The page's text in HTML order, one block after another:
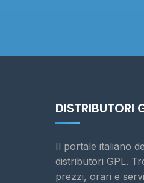
DISTRIBUTORI
Il portale italiano
distributori GPL.
prezzi, orari e